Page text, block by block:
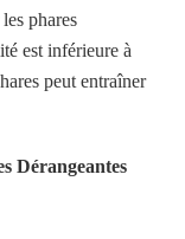
phares
est inférieure à
peut entraîner
Dérangeantes